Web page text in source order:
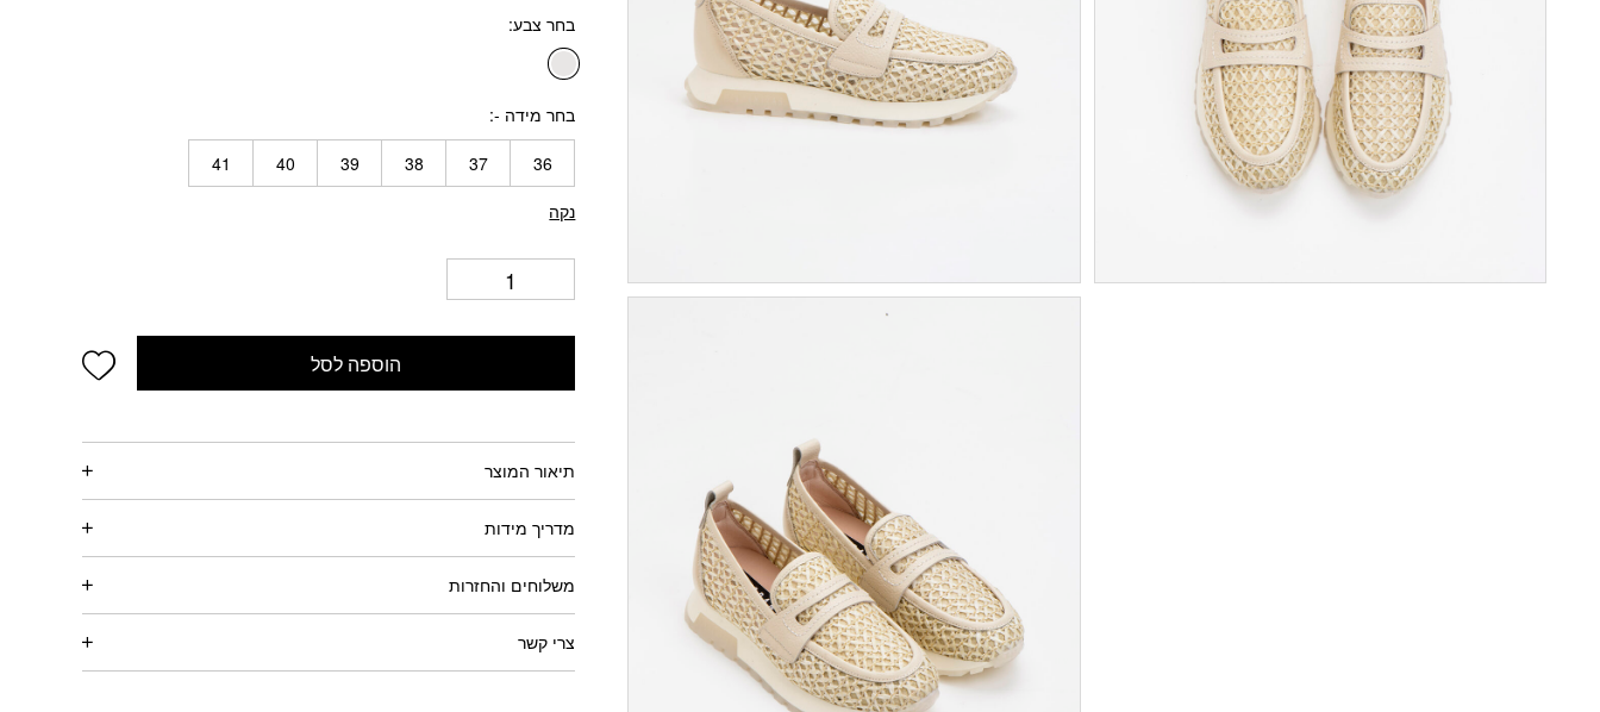
בחר צבע
בחר מידה -
36
37
38
39
40
41
נקה
הוספה לסל
תיאור המוצר
מדריך מידות
משלוחים והחזרות
צרי קשר